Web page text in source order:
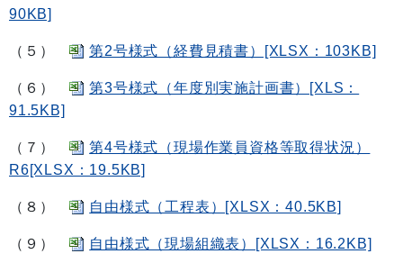
90KB]
（５） 第2号様式（経費見積書）[XLSX：103KB]
（６）
第3号様式（年度別実施計画書）[XLS：
91.5KB]
（７）
第4号様式（現場作業員資格等取得状況）
R6[XLSX：19.5KB]
（８） 自由様式（工程表）[XLSX：40.5KB]
（９） 自由様式（現場組織表）[XLSX：16.2KB]